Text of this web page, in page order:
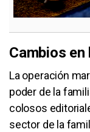
Cambios
La operación
poder de la
colosos
sector de la